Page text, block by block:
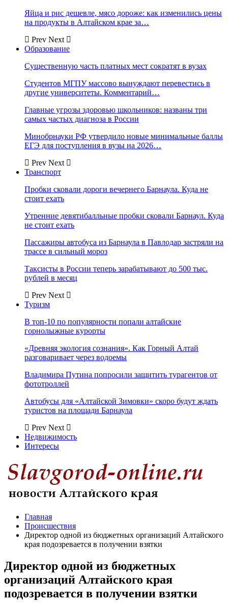
Яйца и рис дешевле, мясо дороже: как изменились цены
на продукты в Алтайском крае за…
Prev Next
Образование
Существенную часть платных мест сократят в вузах
Студентов МГПУ массово вынуждают перевестись в
другие университеты. Комментарий…
Главные угрозы здоровью школьников: названы три
самых частых диагноза в России
Минобрнауки РФ утвердило новые минимальные баллы
ЕГЭ для поступления в вузы на 2026…
Prev Next
Транспорт
Пробки сковали дороги вечернего Барнаула. Куда не
стоит ехать
Утренние девятибалльные пробки сковали Барнаул. Куда
не стоит ехать
Пассажиры автобуса из Барнаула в Павлодар застряли на
трассе в сильный мороз
Таксисты в России теперь зарабатывают до 500 тыс.
рублей в месяц
Prev Next
Туризм
В топ-10 по популярности попали алтайские
горнолыжные курорты
«Древняя экология сознания». Как Горный Алтай
разговаривает через водоемы
Владимира Путина попросили защитить турагентов от
фототроллей
Автобусы для «Алтайской Зимовки» скоро будут ждать
туристов на площади Барнаула
Prev Next
Недвижимость
Интересы
Главная
Происшествия
Директор одной из бюджетных организаций Алтайского
края подозревается в получении взятки
Директор одной из бюджетных
организаций Алтайского края
подозревается в получении взятки